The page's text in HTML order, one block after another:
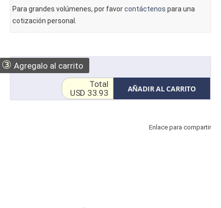
Para grandes volúmenes, por favorcontáctenos para una
cotización personal.
③ Agregalo al carrito
AÑADIR AL CARRITO
Total
USD 33.93
Enlace para compartir